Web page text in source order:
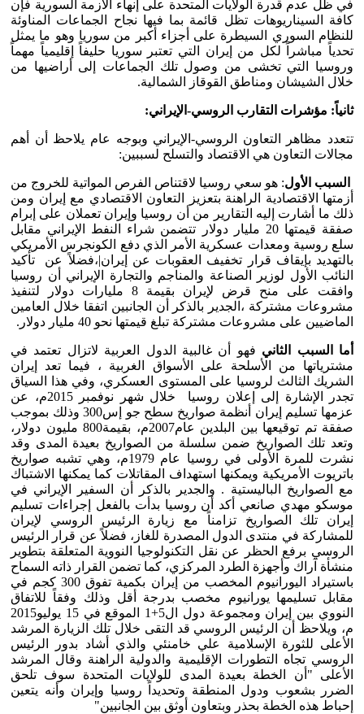
في ظل عدم قدرة الولايات المتحدة على إنهاء الأزمة السورية فإن
كافة السيناريوهات تظل قائمة بما فيها نجاح الجماعات المناوئة
للنظام السوري السيطرة على أجزاء أكبر من سوريا وهو ما يمثل
تحدياً مباشراً لكل من إيران التي تعتبر سوريا حليفاً إقليمياً مهماً
وروسيا التي تخشى من وصول تلك الجماعات إلى أراضيها من
خلال الشيشان ومناطق القوقاز الشمالية.
ثانياً: مؤشرات التقارب الروسي-الإيراني:
تتعدد مظاهر التعاون الروسي-الإيراني وبوجه عام يلاحظ أن أهم
مجالات التعاون هي الاقتصاد والتسلح لسببين:
السبب الأول: هو سعي روسيا لاقتناص الفرص المواتية للخروج من
أزمتها الاقتصادية الراهنة بتعزيز التعاون الاقتصادي مع إيران ومن
ذلك ما أشارت إليه التقارير من أن روسيا وإيران تعملان على إبرام
صفقة قيمتها 20 مليار دولار تتضمن شراء النفط الإيراني مقابل
سلع روسية ومعدات عسكرية الأمر الذي دفع الكونجرس الأمريكي
بالتهديد بإيقاف قرار تخفيف العقوبات عن إيران|،فضلاً عن تأكيد
النائب الأول لوزير الصناعة والمناجم والتجارة الإيراني أن روسيا
وافقت على منح قرض لإيران بقيمة 8 مليارات دولار لتنفيذ
مشروعات مشتركة ،الجدير بالذكر أن الجانبين اتفقا خلال العامين
الماضيين على مشروعات مشتركة تبلغ قيمتها نحو 40 مليار دولار.
أما السبب الثاني فهو أن غالبية الدول العربية لاتزال تعتمد في
مشترياتها من الأسلحة على الأسواق الغربية ، فيما تعد إيران
الشريك الثالث لروسيا على المستوى العسكري، وفي هذا السياق
تجدر الإشارة إلى إعلان روسيا خلال شهر نوفمبر 2015م، عن
عزمها تسليم إيران أنظمة صواريخ سطح جو إس300 وذلك بموجب
صفقة تم توقيعها بين البلدين عام2007م، بقيمة800 مليون دولار،
وتعد تلك الصواريخ ضمن سلسلة من الصواريخ بعيدة المدى وقد
نشرت للمرة الأولى في روسيا عام 1979م، وهي تشبه صواريخ
باتريوت الأمريكية ويمكنها استهداف المقاتلات كما يمكنها الاشتباك
مع الصواريخ الباليستية . والجدير بالذكر أن السفير الإيراني في
موسكو مهدي صانعي أكد أن روسيا بدأت بالفعل إجراءات تسليم
إيران تلك الصواريخ تزامناً مع زيارة الرئيس الروسي لإيران
للمشاركة في منتدى الدول المصدرة للغاز، فضلاً عن قرار الرئيس
الروسي برفع الحظر عن نقل التكنولوجيا النووية المتعلقة بتطوير
منشأة آراك وأجهزة الطرد المركزي، كما تضمن القرار ذاته السماح
باستيراد اليورانيوم المخصب من إيران بكمية تفوق 300 كجم في
مقابل تسليمها يورانيوم مخصب بدرجة أقل وذلك وفقاً للاتفاق
النووي بين إيران ومجموعة دول ال5+1 الموقع في 15 يوليو2015
م، ويلاحظ أن الرئيس الروسي قد التقى خلال تلك الزيارة المرشد
الأعلى للثورة الإسلامية علي خامنئي والذي أشاد بدور الرئيس
الروسي تجاه التطورات الإقليمية والدولية الراهنة وقال المرشد
الأعلى "أن الخطة بعيدة المدى للولايات المتحدة سوف تلحق
الضرر بشعوب ودول المنطقة وتحديداً روسيا وإيران وأنه يتعين
إحباط هذه الخطة بحذر وبتعاون أوثق بين الجانبين"